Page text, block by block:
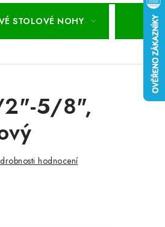
STOLOVÉ NOHY
2"-5/8",
hodnocení